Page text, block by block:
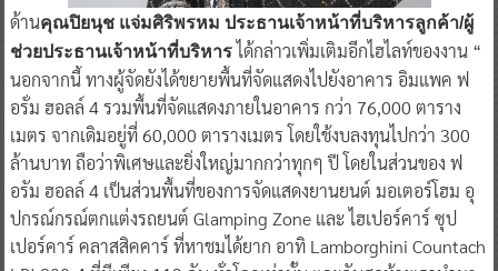
ด้านคุณปิยนุช แจ่มศิริพรหม ประธานเจ้าหน้าที่บริหารลูกค้า/ผู้
ช่วยประธานเจ้าหน้าที่บริหารได้กล่าวเพิ่มเติมอีกไฮไลท์ของงาน “
นอกจากนี้ ทางผู้จัดยังได้ขยายพื้นที่จัดแสดงไปยังอาคาร อิมแพค ฟ
อรั่ม ฮอลล์ 4 รวมพื้นที่จัดแสดงภายในอาคาร กว่า 76,000 ตาราง
เมตร จากเดิมอยู่ที่ 60,000 ตารางเมตร โดยใช้งบลงทุนไปกว่า 300
ล้านบาท ถือว่าพิเศษและยิ่งใหญ่มากกว่าทุกๆ ปี โดยในส่วนของ ฟ
อรัม ฮอลล์ 4 เป็นส่วนพื้นที่ของการจัดแสดงยานยนต์ มอเตอร์โฮม อุ
ปกรณ์กรณ์ตกแต่งรถยนต์ Glamping Zone และ ไฮเปอร์คาร์ ซุป
เปอร์คาร์ คลาสสิคคาร์ ที่หาชมได้ยาก อาทิ Lamborghini Countach